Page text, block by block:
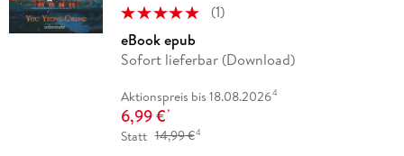
(1)
eBook epub
Sofort lieferbar (Download)
Aktionspreis bis 18.08.20264
6,99 €*
Statt 14,99 €4